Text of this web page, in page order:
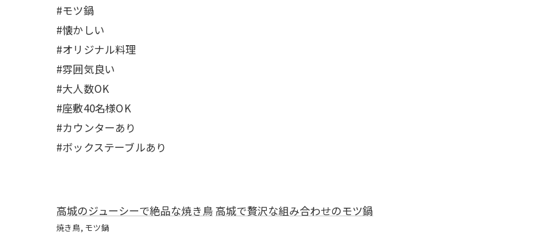
#モツ鍋
#懐かしい
#オリジナル料理
#雰囲気良い
#大人数OK
#座敷40名様OK
#カウンターあり
#ボックステーブルあり
高城のジューシーで絶品な焼き鳥 高城で贅沢な組み合わせのモツ鍋
焼き鳥 モツ鍋